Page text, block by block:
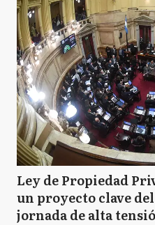
Ley de Propiedad
un proyecto clave
jornada de alta